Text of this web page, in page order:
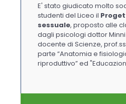
E' stato giudicato molto
studenti del Liceo il
sessuale, proposto alle
dagli psicologi dottor
docente di Scienze,
parte “Anatomia e
riproduttivo” ed